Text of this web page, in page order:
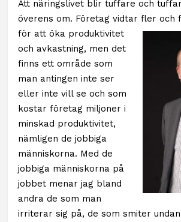
Att näringslivet blir tuffare och
överens om. Företag vidtar fler
för att öka produktivitet
och avkastning, men det
finns ett område som
man antingen inte ser
eller inte vill se och som
kostar företag miljoner i
minskad produktivitet,
nämligen de jobbiga
människorna. Med de
jobbiga människorna på
jobbet menar jag bland
andra de som man
irriterar sig på, de som smiter